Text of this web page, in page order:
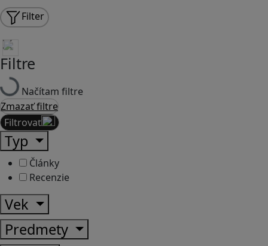
Filter
Filtre
Načítam filtre
Zmazať filtre
Filtrovať
Typ
Články
Recenzie
Vek
Predmety